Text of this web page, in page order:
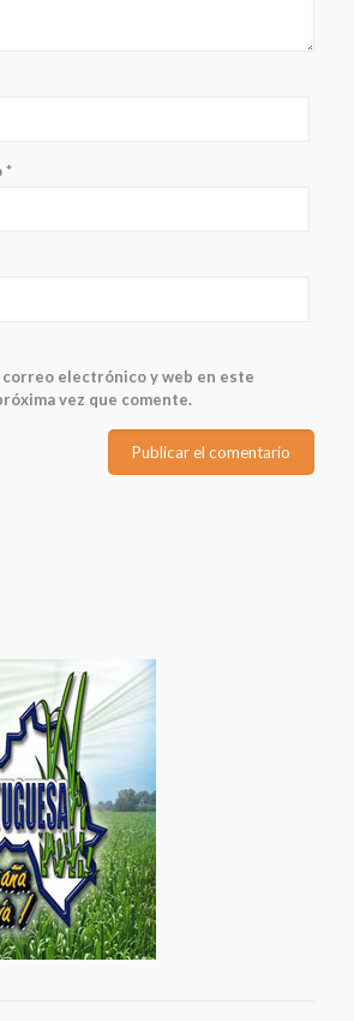
*
correo electrónico y web en este
vez que comente.